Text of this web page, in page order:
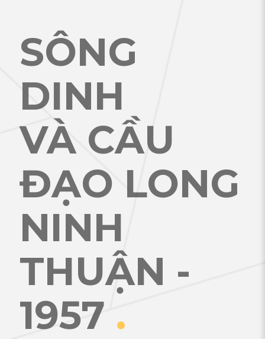
SÔNG
DINH
VÀ CẦU
ĐẠO LONG
NINH
THUẬN -
1957 .